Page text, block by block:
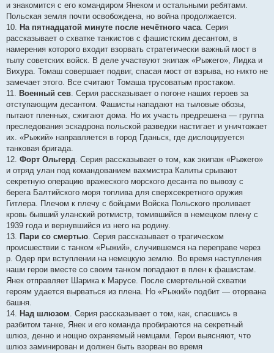
и знакомится с его командиром Янеком и остальными ребятами.
Польская земля почти освобождена, но война продолжается.
10. На пятнадцатой минуте после нечётного часа. Серия
рассказывает о схватке танкистов с фашистским десантом, в
намерения которого входит взорвать стратегически важный мост в
тылу советских войск. В деле участвуют экипаж «Рыжего», Лидка и
Вихура. Томаш совершает подвиг, спасая мост от взрыва, но никто не
замечает этого. Все считают Томаша трусоватым простаком.
11. Военный сев. Серия рассказывает о погоне наших героев за
отступающим десантом. Фашисты нападают на тыловые обозы,
пытают пленных, сжигают дома. Но их участь предрешена — группа
преследования эскадрона польской разведки настигает и уничтожает
их. «Рыжий» направляется в город Гданьск, где дислоцируется
танковая бригада.
12. Форт Ольгерд. Серия рассказывает о том, как экипаж «Рыжего»
и отряд улан под командованием вахмистра Калиты срывают
секретную операцию вражеского морского десанта по вывозу с
берега Балтийского моря топлива для сверхсекретного оружия
Гитлера. Плечом к плечу с бойцами Войска Польского проливает
кровь бывший уланский ротмистр, томившийся в немецком плену с
1939 года и вернувшийся из него на родину.
13. Пари со смертью. Серия рассказывает о трагическом
происшествии с танком «Рыжий», случившемся на переправе через
р. Одер при вступлении на немецкую землю. Во время наступления
наши герои вместе со своим танком попадают в плен к фашистам.
Янек отправляет Шарика к Марусе. После смертельной схватки
героям удается вырваться из плена. Но «Рыжий» подбит — оторвана
башня.
14. Над шлюзом. Серия рассказывает о том, как, спасшись в
разбитом танке, Янек и его команда пробираются на секретный
шлюз, денно и нощно охраняемый немцами. Герои выясняют, что
шлюз заминирован и должен быть взорван во время